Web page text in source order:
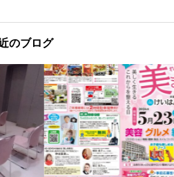
のブログ